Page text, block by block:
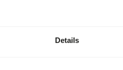
Details